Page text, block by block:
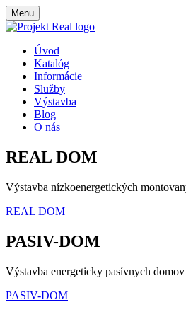
Menu
Úvod
Katalóg
Informácie
Služby
Výstavba
Blog
O nás
REAL DOM
Výstavba nízkoenergetických
REAL DOM
PASIV-DOM
Výstavba energeticky pasívnych domov
PASIV-DOM